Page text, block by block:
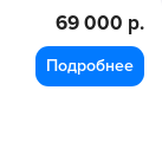
69 000 р.
Подробнее